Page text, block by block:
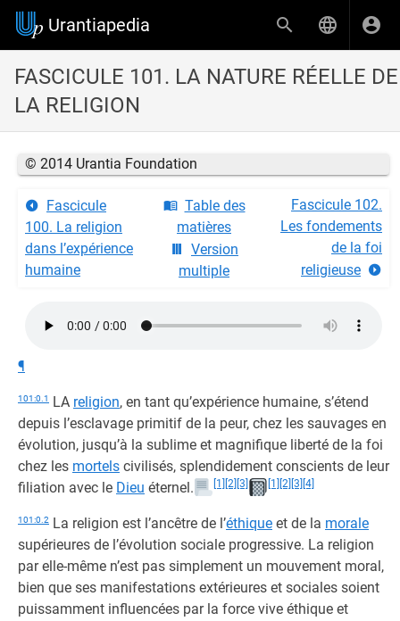
Urantiapedia
FASCICULE 101. LA NATURE RÉELLE DE
LA RELIGION
© 2014 Urantia Foundation
Fascicule
100. La religion
dans l’expérience
humaine
Table des
matières
Version
multiple
Fascicule 102.
Les fondements
de la foi
religieuse
¶
101:0.1 LA religion, en tant qu’expérience humaine, s’étend
depuis l’esclavage primitif de la peur, chez les sauvages en
évolution, jusqu’à la sublime et magnifique liberté de la foi
chez les mortels civilisés, splendidement conscients de leur
filiation avec le Dieu éternel. [1] [2] [3] [1] [2] [3] [4]
101:0.2 La religion est l’ancêtre de l’éthique et de la morale
supérieures de l’évolution sociale progressive. La religion
par elle-même n’est pas simplement un mouvement moral,
bien que ses manifestations extérieures et sociales soient
puissamment influencées par la force vive éthique et